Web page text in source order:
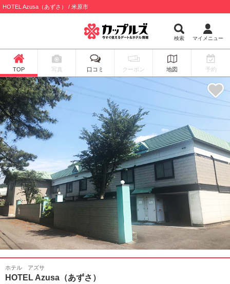
HOTEL Azusa（あずさ） / 米原市
検索 マイメニュー
TOP 写真 口コミ クーポン 地図 予約
ホテル アズサ
HOTEL Azusa（あずさ）